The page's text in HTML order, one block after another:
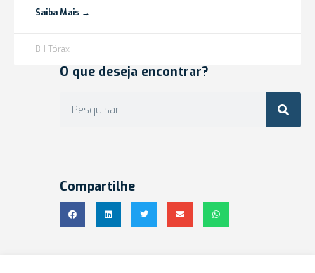
Saiba Mais →
BH Tórax
O que deseja encontrar?
Compartilhe